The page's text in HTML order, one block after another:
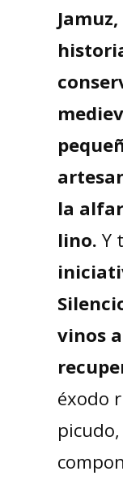
la
lino. Y
vinos
éxodo